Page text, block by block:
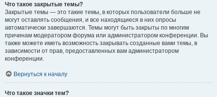
Что такое закрытые темы?
Закрытые темы — это такие темы, в которых пользователи больше не
могут оставлять сообщения, и все находящиеся в них опросы
автоматически завершаются. Темы могут быть закрыты по многим
причинам модератором форума или администратором конференции. Вы
также можете иметь возможность закрывать созданные вами темы, в
зависимости от прав, предоставленных вам администратором
конференции.
Вернуться к началу
Что такое значки тем?